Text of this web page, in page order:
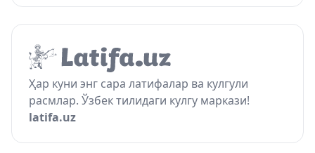
Ҳар куни энг сара латифалар ва кулгули
расмлар. Ўзбек тилидаги кулгу маркази!
latifa.uz